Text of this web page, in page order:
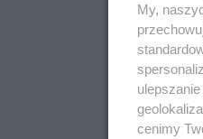
My,
cenimy